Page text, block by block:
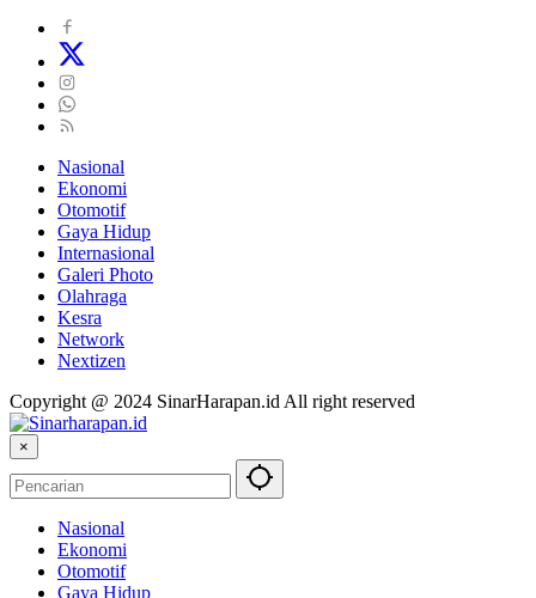
Nasional
Ekonomi
Otomotif
Gaya Hidup
Internasional
Galeri Photo
Olahraga
Kesra
Network
Nextizen
Copyright @ 2024 SinarHarapan.id All right reserved
×
Nasional
Ekonomi
Otomotif
Gaya Hidup